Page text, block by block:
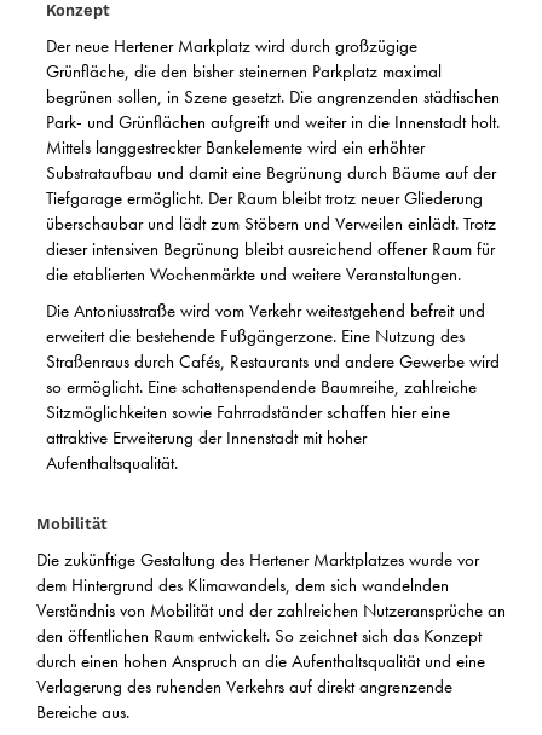
Konzept
Der neue Hertener Markplatz wird durch großzügige
Grünfläche, die den bisher steinernen Parkplatz maximal
begrünen sollen, in Szene gesetzt. Die angrenzenden städtischen
Park- und Grünflächen aufgreift und weiter in die Innenstadt holt.
Mittels langgestreckter Bankelemente wird ein erhöhter
Substrataufbau und damit eine Begrünung durch Bäume auf der
Tiefgarage ermöglicht. Der Raum bleibt trotz neuer Gliederung
überschaubar und lädt zum Stöbern und Verweilen einlädt. Trotz
dieser intensiven Begrünung bleibt ausreichend offener Raum für
die etablierten Wochenmärkte und weitere Veranstaltungen.
Die Antoniusstraße wird vom Verkehr weitestgehend befreit und
erweitert die bestehende Fußgängerzone. Eine Nutzung des
Straßenraus durch Cafés, Restaurants und andere Gewerbe wird
so ermöglicht. Eine schattenspendende Baumreihe, zahlreiche
Sitzmöglichkeiten sowie Fahrradständer schaffen hier eine
attraktive Erweiterung der Innenstadt mit hoher
Aufenthaltsqualität.
Mobilität
Die zukünftige Gestaltung des Hertener Marktplatzes wurde vor
dem Hintergrund des Klimawandels, dem sich wandelnden
Verständnis von Mobilität und der zahlreichen Nutzeransprüche an
den öffentlichen Raum entwickelt. So zeichnet sich das Konzept
durch einen hohen Anspruch an die Aufenthaltsqualität und eine
Verlagerung des ruhenden Verkehrs auf direkt angrenzende
Bereiche aus.